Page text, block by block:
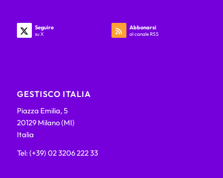
Seguire
su X
Abbonarsi
al canale RSS
GESTISCO ITALIA
Piazza Emilia, 5
20129 Milano (MI)
Italia
Tel: (+39) 02 3206 222 33